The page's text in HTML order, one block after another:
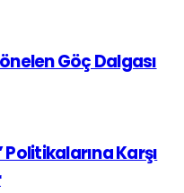
Göç Dalgası
Karşı